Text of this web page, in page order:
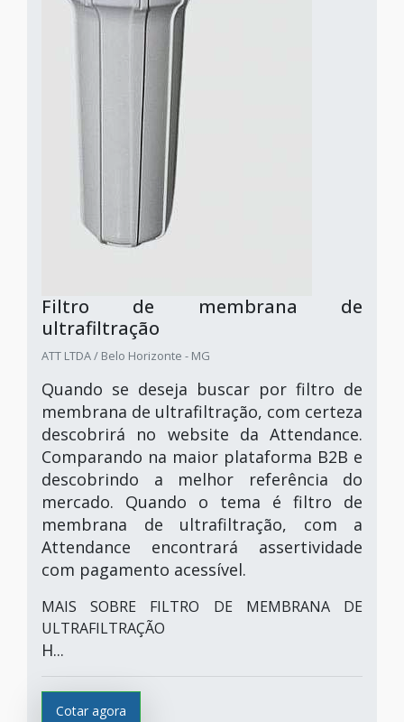
Filtro de membrana de
ultrafiltração
ATT LTDA / Belo Horizonte - MG
Quando se deseja buscar por filtro de
membrana de ultrafiltração, com certeza
descobrirá no website da Attendance.
Comparando na maior plataforma B2B e
descobrindo a melhor referência do
mercado. Quando o tema é filtro de
membrana de ultrafiltração, com a
Attendance encontrará assertividade
com pagamento acessível.
MAIS SOBRE FILTRO DE MEMBRANA DE
ULTRAFILTRAÇÃO
H...
Cotar agora